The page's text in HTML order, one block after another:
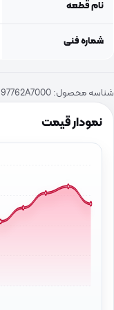
نمودار قیمت
نام قطعه
شماره فنی
شناسه محصول: 97762A7000